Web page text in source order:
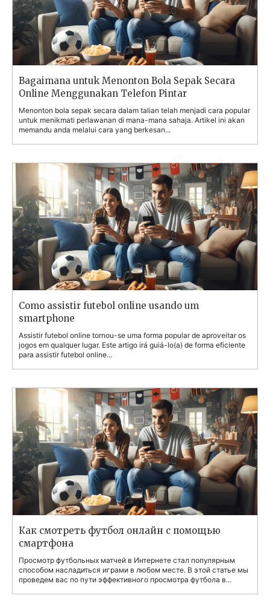
Bagaimana untuk Menonton Bola Sepak Secara
Online Menggunakan Telefon Pintar
Menonton bola sepak secara dalam talian telah menjadi cara popular
untuk menikmati perlawanan di mana-mana sahaja. Artikel ini akan
memandu anda melalui cara yang berkesan...
Como assistir futebol online usando um
smartphone
Assistir futebol online tornou-se uma forma popular de aproveitar os
jogos em qualquer lugar. Este artigo irá guiá-lo(a) de forma eficiente
para assistir futebol online...
Как смотреть футбол онлайн с помощью
смартфона
Просмотр футбольных матчей в Интернете стал популярным
способом насладиться играми в любом месте. В этой статье мы
проведем вас по пути эффективного просмотра футбола в...